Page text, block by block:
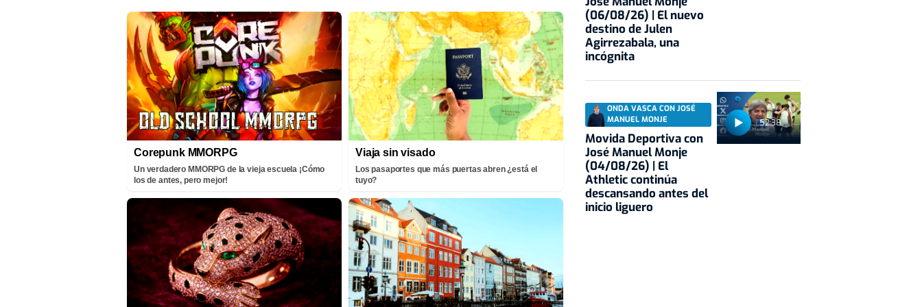
Corepunk MMORPG
Un verdadero MMORPG de la vieja escuela ¡Cómo
los de antes, pero mejor!
Viaja sin visado
Los pasaportes que más puertas abren ¿está el
tuyo?
(06/08/26) | El nuevo
destino de Julen
Agirrezabala, una
incógnita
52:38
ONDA VASCA CON JOSÉ
MANUEL MONJE
Movida Deportiva con
José Manuel Monje
(04/08/26) | El
Athletic continúa
descansando antes del
inicio liguero